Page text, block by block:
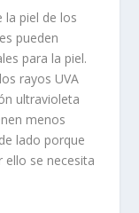
piel de los
pueden
para la piel.
rayos UVA
ultravioleta
menos
lado porque
ello se necesita